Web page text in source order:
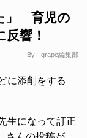
」 育児の
響！
By - grape編集部
に添削をする
生になって訂正